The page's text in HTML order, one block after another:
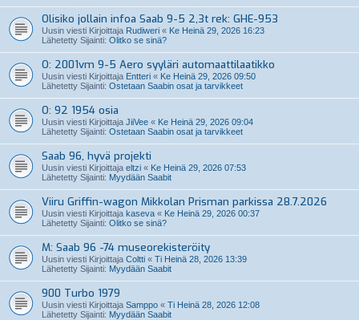
Olisiko jollain infoa Saab 9-5 2,3t rek: GHE-953
Uusin viesti Kirjoittaja Rudiweri « Ke Heinä 29, 2026 16:23
Lähetetty Sijainti: Olitko se sinä?
O: 2001vm 9-5 Aero syyläri automaattilaatikko
Uusin viesti Kirjoittaja Entteri « Ke Heinä 29, 2026 09:50
Lähetetty Sijainti: Ostetaan Saabin osat ja tarvikkeet
O: 92 1954 osia
Uusin viesti Kirjoittaja JiiVee « Ke Heinä 29, 2026 09:04
Lähetetty Sijainti: Ostetaan Saabin osat ja tarvikkeet
Saab 96, hyvä projekti
Uusin viesti Kirjoittaja eltzi « Ke Heinä 29, 2026 07:53
Lähetetty Sijainti: Myydään Saabit
Viiru Griffin-wagon Mikkolan Prisman parkissa 28.7.2026
Uusin viesti Kirjoittaja kaseva « Ke Heinä 29, 2026 00:37
Lähetetty Sijainti: Olitko se sinä?
M: Saab 96 -74 museorekisteröity
Uusin viesti Kirjoittaja Coltti « Ti Heinä 28, 2026 13:39
Lähetetty Sijainti: Myydään Saabit
900 Turbo 1979
Uusin viesti Kirjoittaja Samppo « Ti Heinä 28, 2026 12:08
Lähetetty Sijainti: Myydään Saabit